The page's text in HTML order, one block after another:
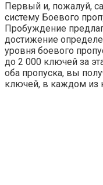
Первый и, пожалуй,
систему Боевого
Пробуждение
достижение
уровня боевого
до 2 000 ключей за
оба пропуска, вы
ключей, в каждом из